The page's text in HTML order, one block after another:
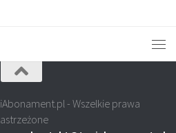
- Wszelkie prawa